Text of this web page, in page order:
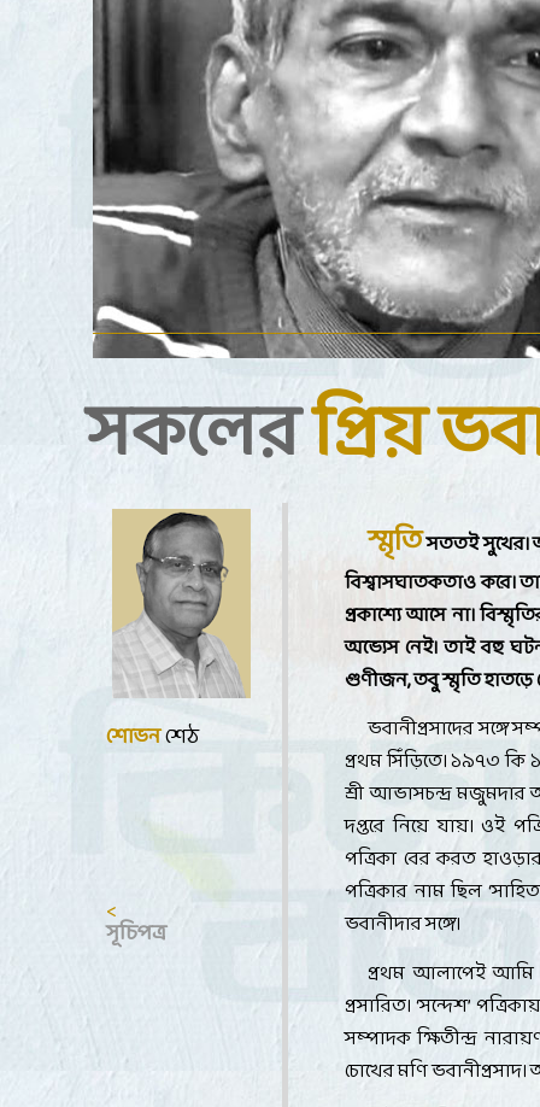
সকলেরপ্রিয়
শোভনশেঠ
<
সূচিপত্র
স্মৃতিসততই সুখের।
বিশ্বাসঘাতকতাও করে।
প্রকাশ্যে আসে না।
অভ্যেস নেই। তাই বহু
গুণীজন,তবু স্মৃতি হাতড়ে
ভবানীপ্রসাদের সঙ্গে
প্রথম সিঁড়িতে। ১৯৭৩ কি
শ্রী আভাসচন্দ্র মজুমদার
দপ্তরে নিয়ে যায়। ওই
পত্রিকা বের করত
পত্রিকার নাম ছিল‘
ভবানীদারসঙ্গে।
প্রথম আলাপেই আমি
প্রসারিত।‘সন্দেশ’
সম্পাদক ক্ষিতীন্দ্র
চোখের মণি